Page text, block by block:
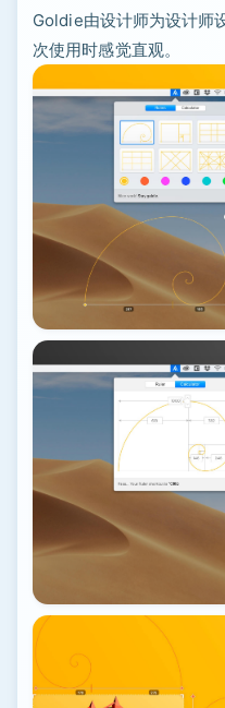
Goldie由设计师为设计师
次使用时感觉直观。